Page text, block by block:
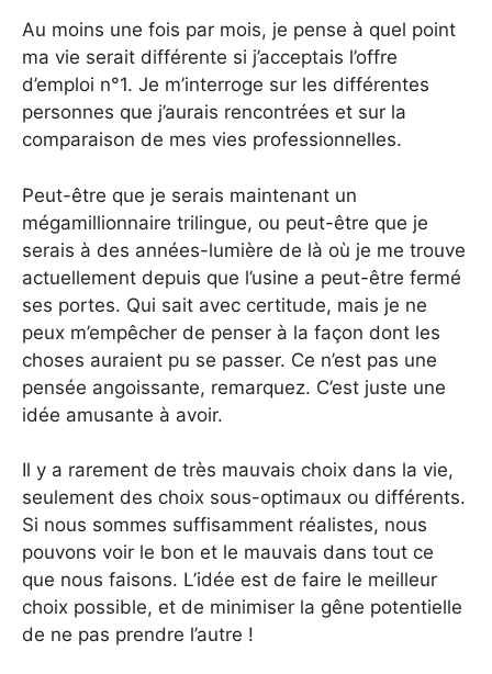
Au moins une fois par mois, je pense à quel point
ma vie serait différente si j’acceptais l’offre
d’emploi n°1. Je m’interroge sur les différentes
personnes que j’aurais rencontrées et sur la
comparaison de mes vies professionnelles.
Peut-être que je serais maintenant un
mégamillionnaire trilingue, ou peut-être que je
serais à des années-lumière de là où je me trouve
actuellement depuis que l’usine a peut-être fermé
ses portes. Qui sait avec certitude, mais je ne
peux m’empêcher de penser à la façon dont les
choses auraient pu se passer. Ce n’est pas une
pensée angoissante, remarquez. C’est juste une
idée amusante à avoir.
Il y a rarement de très mauvais choix dans la vie,
seulement des choix sous-optimaux ou différents.
Si nous sommes suffisamment réalistes, nous
pouvons voir le bon et le mauvais dans tout ce
que nous faisons. L’idée est de faire le meilleur
choix possible, et de minimiser la gêne potentielle
de ne pas prendre l’autre !